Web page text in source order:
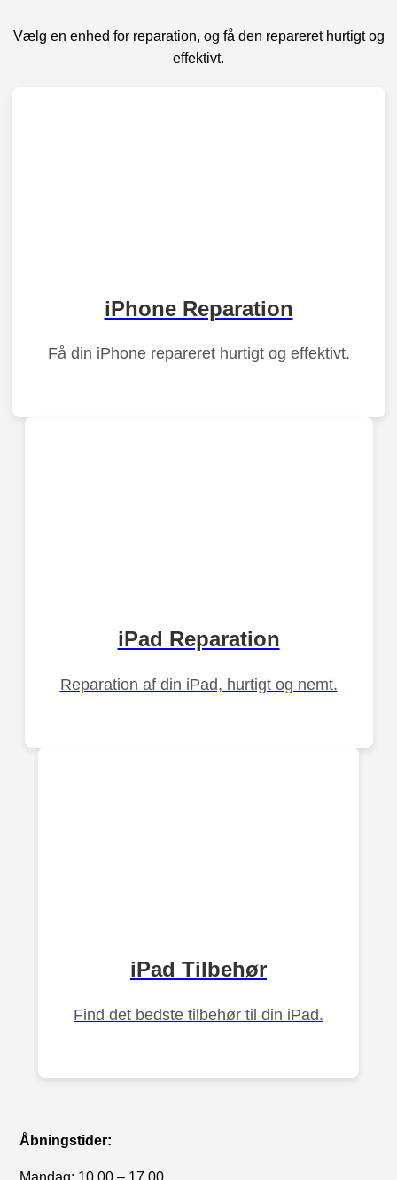
Vælg en enhed for reparation, og få den repareret hurtigt og
effektivt.
iPhone Reparation
Få din iPhone repareret hurtigt og effektivt.
iPad Reparation
Reparation af din iPad, hurtigt og nemt.
iPad Tilbehør
Find det bedste tilbehør til din iPad.
Åbningstider: